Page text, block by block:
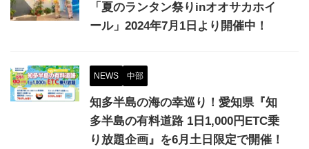
「夏のランタン祭りinオオサカホイ
ール」2024年7月1日より開催中！
NEWS 中部
知多半島の海の幸巡り！愛知県『知
多半島の有料道路 1日1,000円ETC乗
り放題企画』を6月土日限定で開催！